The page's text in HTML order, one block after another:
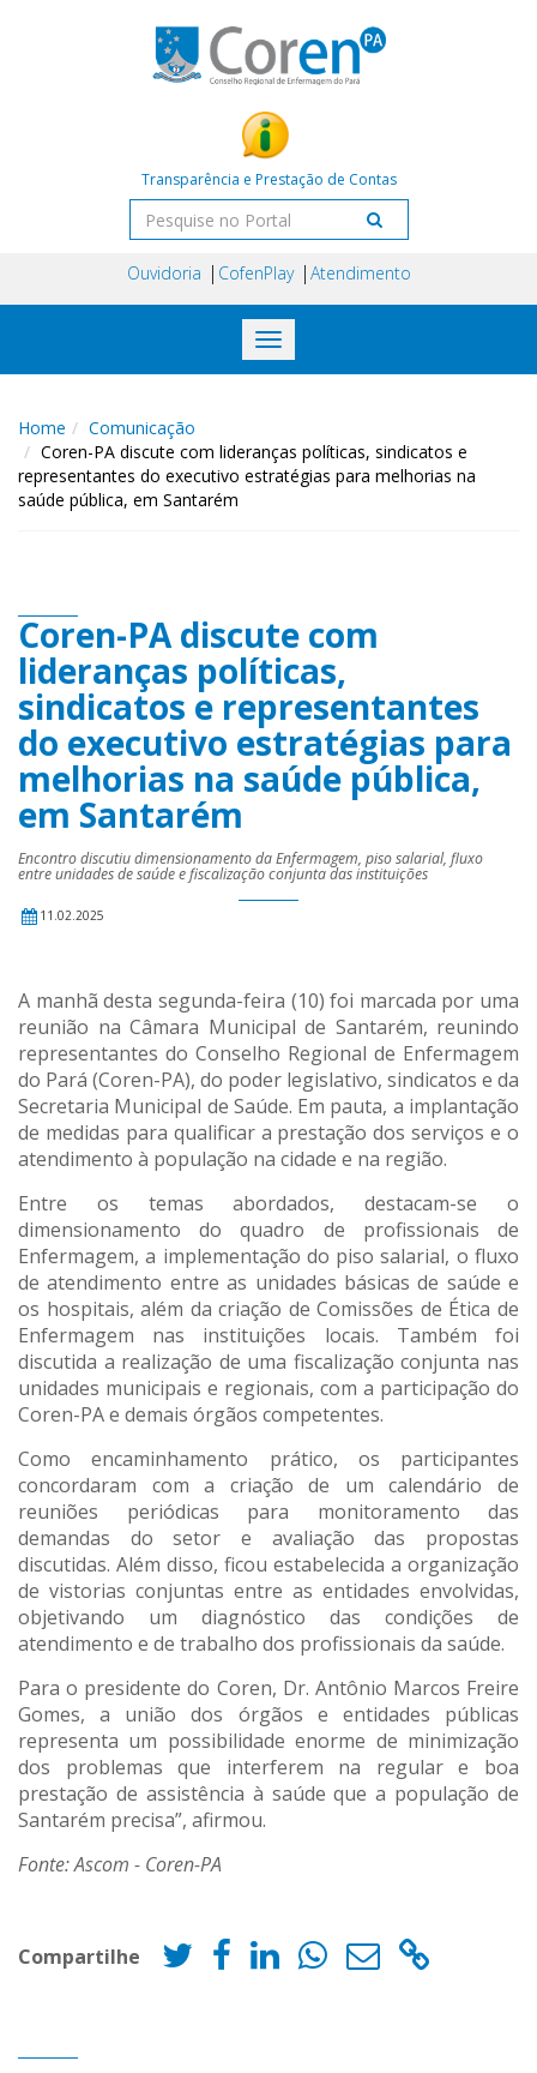
Transparência e Prestação de Contas
Ouvidoria CofenPlay Atendimento
Toggle
navigation
Home
Comunicação
Coren-PA discute com lideranças políticas, sindicatos e
representantes do executivo estratégias para melhorias na
saúde pública, em Santarém
Coren-PA discute com
lideranças políticas,
sindicatos e representantes
do executivo estratégias para
melhorias na saúde pública,
em Santarém
Encontro discutiu dimensionamento da Enfermagem, piso salarial, fluxo
entre unidades de saúde e fiscalização conjunta das instituições
11.02.2025
A manhã desta segunda-feira (10) foi marcada por uma
reunião na Câmara Municipal de Santarém, reunindo
representantes do Conselho Regional de Enfermagem
do Pará (Coren-PA), do poder legislativo, sindicatos e da
Secretaria Municipal de Saúde. Em pauta, a implantação
de medidas para qualificar a prestação dos serviços e o
atendimento à população na cidade e na região.
Entre os temas abordados, destacam-se o
dimensionamento do quadro de profissionais de
Enfermagem, a implementação do piso salarial, o fluxo
de atendimento entre as unidades básicas de saúde e
os hospitais, além da criação de Comissões de Ética de
Enfermagem nas instituições locais. Também foi
discutida a realização de uma fiscalização conjunta nas
unidades municipais e regionais, com a participação do
Coren-PA e demais órgãos competentes.
Como encaminhamento prático, os participantes
concordaram com a criação de um calendário de
reuniões periódicas para monitoramento das
demandas do setor e avaliação das propostas
discutidas. Além disso, ficou estabelecida a organização
de vistorias conjuntas entre as entidades envolvidas,
objetivando um diagnóstico das condições de
atendimento e de trabalho dos profissionais da saúde.
Para o presidente do Coren, Dr. Antônio Marcos Freire
Gomes, a união dos órgãos e entidades públicas
representa um possibilidade enorme de minimização
dos problemas que interferem na regular e boa
prestação de assistência à saúde que a população de
Santarém precisa”, afirmou.
Fonte: Ascom - Coren-PA
Compartilhe